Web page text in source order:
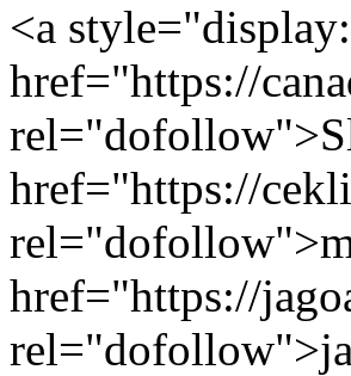
<a
href="https://
href="https://
href="https://